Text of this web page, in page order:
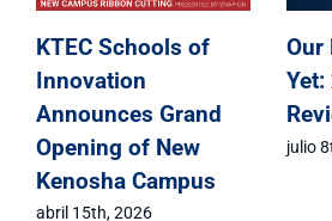
KTEC Schools of
Innovation
Celebrates Class of
2026 Signing Day
mayo 1st, 2026